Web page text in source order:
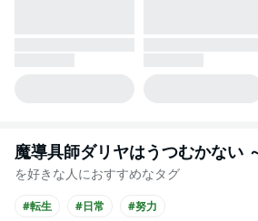
を好きな人におすすめなタグ
#転生 #日常 #努力